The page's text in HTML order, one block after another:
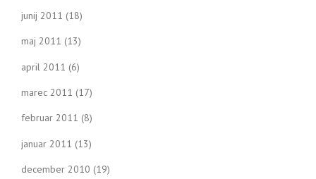
junij 2011 (18)
maj 2011 (13)
april 2011 (6)
marec 2011 (17)
februar 2011 (8)
januar 2011 (13)
december 2010 (19)